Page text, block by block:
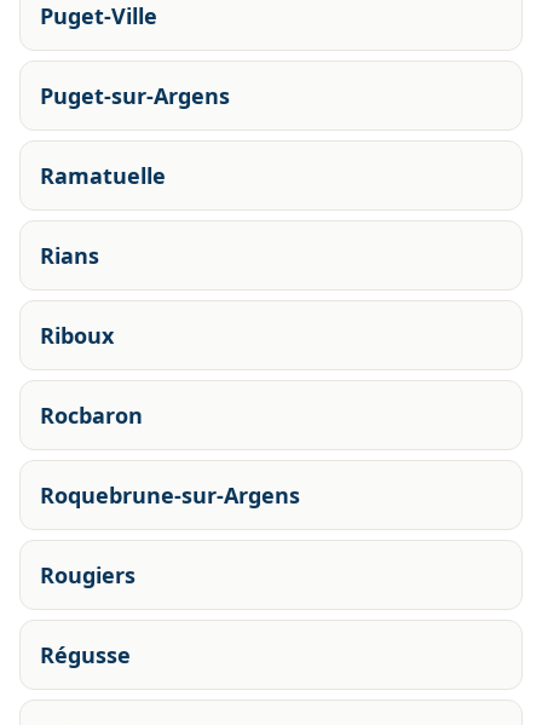
Puget-Ville
Puget-sur-Argens
Ramatuelle
Rians
Riboux
Rocbaron
Roquebrune-sur-Argens
Rougiers
Régusse